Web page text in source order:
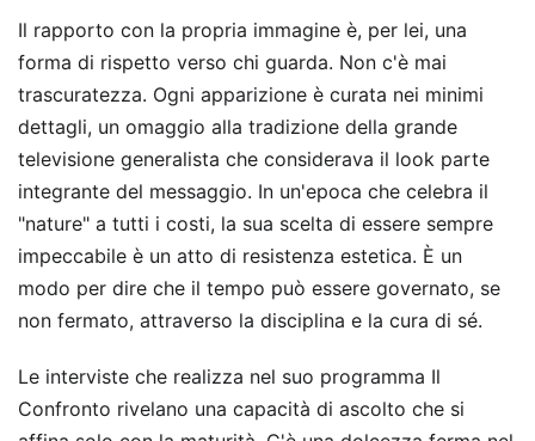
Il rapporto con la propria immagine è, per lei, una
forma di rispetto verso chi guarda. Non c'è mai
trascuratezza. Ogni apparizione è curata nei minimi
dettagli, un omaggio alla tradizione della grande
televisione generalista che considerava il look parte
integrante del messaggio. In un'epoca che celebra il
"nature" a tutti i costi, la sua scelta di essere sempre
impeccabile è un atto di resistenza estetica. È un
modo per dire che il tempo può essere governato, se
non fermato, attraverso la disciplina e la cura di sé.
Le interviste che realizza nel suo programma Il
Confronto rivelano una capacità di ascolto che si